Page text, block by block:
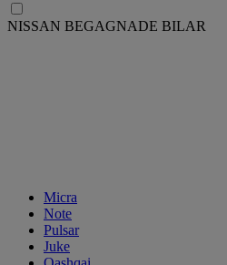
NISSAN BEGAGNADE BILAR
Micra
Note
Pulsar
Juke